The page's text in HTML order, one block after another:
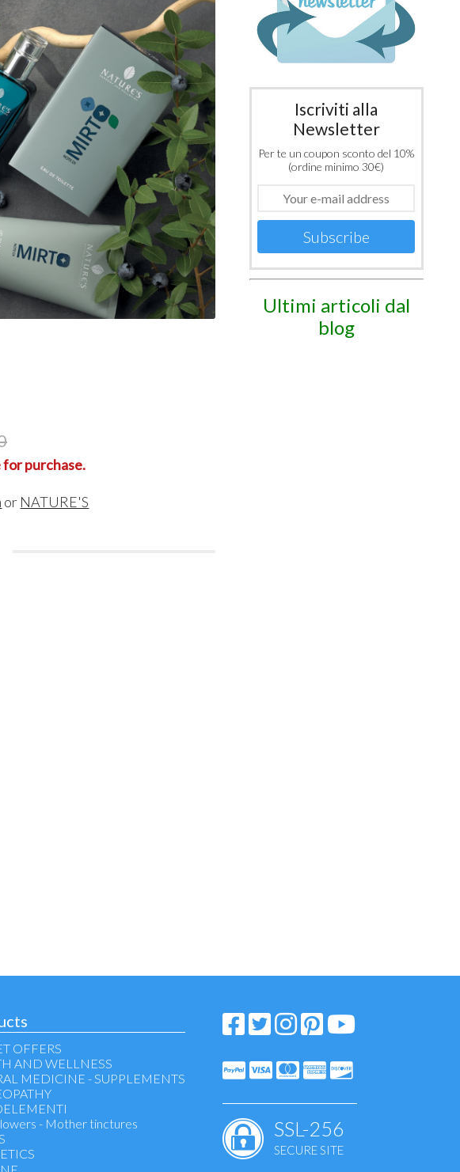
purchase.
or NATURE'S
Iscriviti alla
Newsletter
Per te un coupon sconto del 10%
(ordine minimo 30€)
Subscribe
Ultimi articoli dal
blog
OFFERS
AND WELLNESS
MEDICINE - SUPPLEMENTS
- Mother tinctures
remover - face cleansing
SSL-256
SECURE SITE